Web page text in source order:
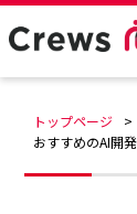
トップページ
おすすめのAI開